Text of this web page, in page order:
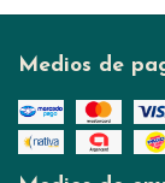
Medios de